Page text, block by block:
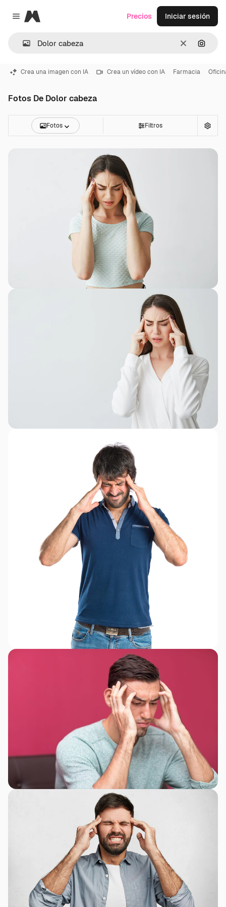
Close menu
Magnific
Borrar
Precios Iniciar sesión
Crea una imagen con IA Crea un vídeo con IA Farmacia
Fotos De Dolor cabeza
Fotos Filtros